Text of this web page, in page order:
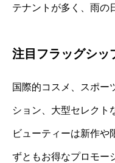
テナントが多く、雨の
注目フラッグシッ
国際的コスメ、スポー
ション、大型セレクト
ビューティーは新作や
ずともお得なプロモー